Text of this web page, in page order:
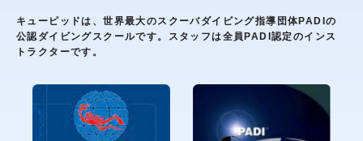
キューピッドは、世界最大のスクーバダイビング指導団体PADIの
公認ダイビングスクールです。スタッフは全員PADI認定のインス
トラクターです。